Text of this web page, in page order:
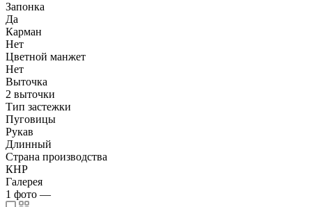
Запонка
Да
Карман
Нет
Цветной манжет
Нет
Выточка
2 выточки
Тип застежки
Пуговицы
Рукав
Длинный
Страна производства
КНР
Галерея
1 фото —